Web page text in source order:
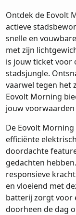
Ontdek de Eovolt
actieve
snelle en
met zijn
is jouw ticket voor
stadsjungle.
vaarwel tegen het
Eovolt Morning
jouw
De Eovolt
efficiënte
doordachte
gedachten
responsieve
en vloeiend met
batterij zorgt voor
doorheen de dag